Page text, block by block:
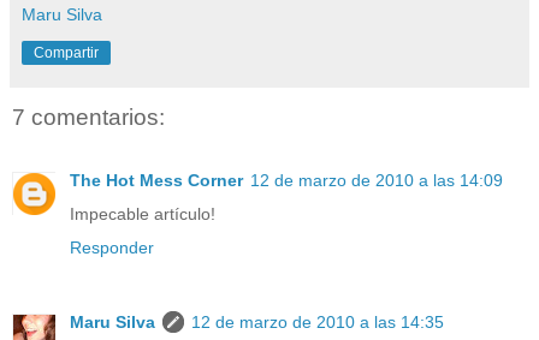
Maru Silva
Compartir
7 comentarios:
The Hot Mess Corner 12 de marzo de 2010 a las 14:09
Impecable artículo!
Responder
Maru Silva
12 de marzo de 2010 a las 14:35